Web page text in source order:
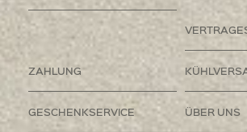
ZAHLUNG
GESCHENKSERVICE ÜBER UNS